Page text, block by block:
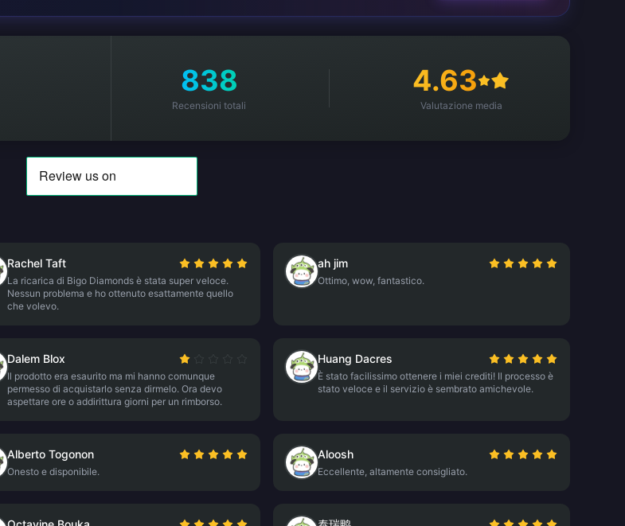
838
Recensioni totali
4.63
Valutazione media
Rachel Taft
La ricarica di Bigo Diamonds è stata super veloce.
Nessun problema e ho ottenuto esattamente quello
che volevo.
ah jim
Ottimo, wow, fantastico.
Dalem Blox
Il prodotto era esaurito ma mi hanno comunque
permesso di acquistarlo senza dirmelo. Ora devo
aspettare ore o addirittura giorni per un rimborso.
Huang Dacres
È stato facilissimo ottenere i miei crediti! Il processo è
stato veloce e il servizio è sembrato amichevole.
Alberto Togonon
Onesto e disponibile.
Aloosh
Eccellente, altamente consigliato.